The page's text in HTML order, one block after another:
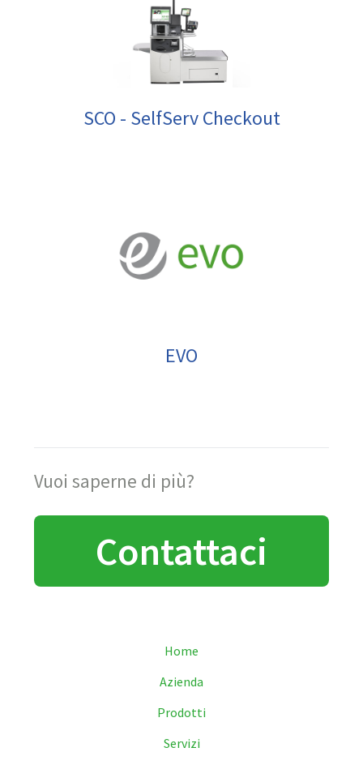
SCO - SelfServ Checkout
EVO
Vuoi saperne di più?
Contattaci
Home
Azienda
Prodotti
Servizi